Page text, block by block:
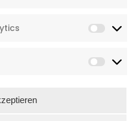
5,49